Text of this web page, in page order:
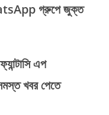
গ্রুপে জুক্ত
এপ
খবর পেতে